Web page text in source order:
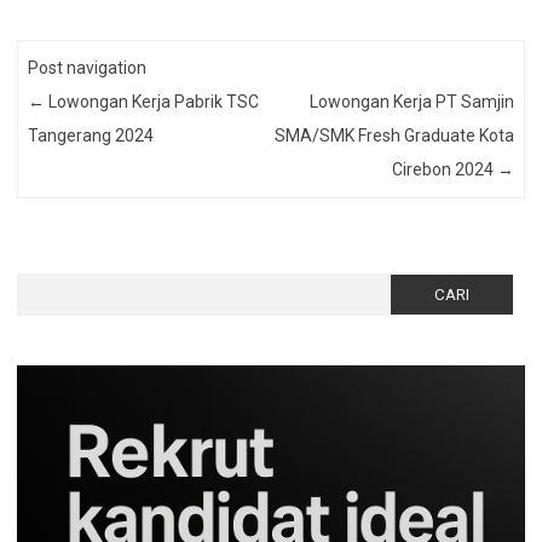
Post navigation
←
Lowongan Kerja Pabrik TSC
Tangerang 2024
Lowongan Kerja PT Samjin
SMA/SMK Fresh Graduate Kota
Cirebon 2024 →